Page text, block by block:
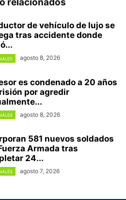
relacionados
de vehículo de lujo se
tras accidente donde
agosto 8, 2026
es condenado a 20 años
por agredir
agosto 8, 2026
581 nuevos soldados
Armada tras
24...
agosto 7, 2026